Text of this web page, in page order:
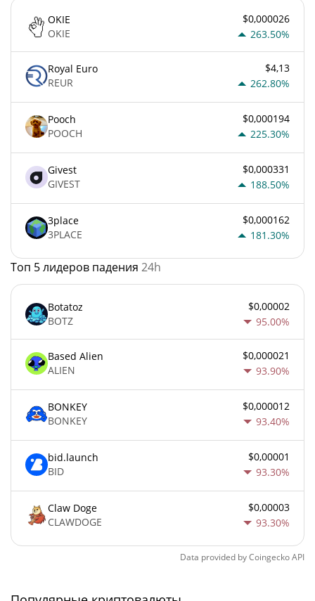
OKIE
OKIE
$0,000026
263.50%
Royal Euro
REUR
$4,13
262.80%
Pooch
POOCH
$0,000194
225.30%
Givest
GIVEST
$0,000331
188.50%
3place
3PLACE
$0,000162
181.30%
Топ 5 лидеров падения 24h
Botatoz
BOTZ
$0,00002
95.00%
Based Alien
ALIEN
$0,000021
93.90%
BONKEY
BONKEY
$0,000012
93.40%
bid.launch
BID
$0,00001
93.30%
Claw Doge
CLAWDOGE
$0,00003
93.30%
Data provided byCoingeckoAPI